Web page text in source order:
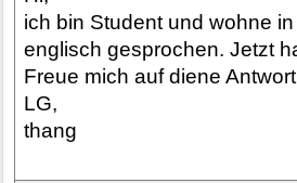
ich bin Student und wohne
englisch gesprochen. Jetzt
Freue mich auf diene
LG,
thang